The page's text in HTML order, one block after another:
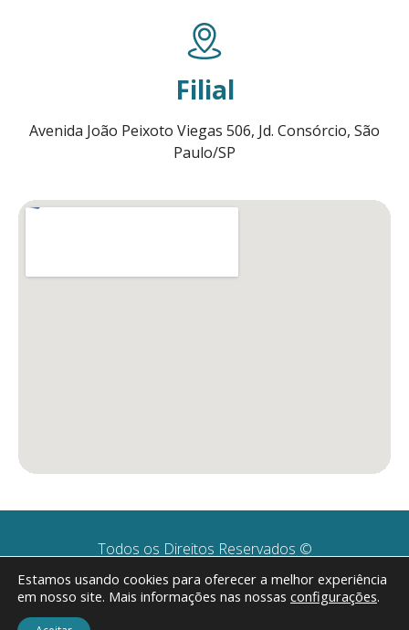
Filial
Avenida João Peixoto Viegas 506, Jd. Consórcio, São
Paulo/SP
Todos os Direitos Reservados ©
CNPJ: 11.316.120/0001-19
Desenvolvido por
Estamos usando cookies para oferecer a melhor experiência
em nosso site. Mais informações nas nossas configurações.